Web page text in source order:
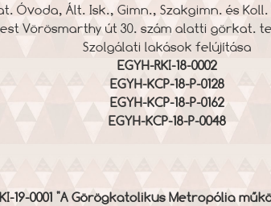
Óvoda, Ált. Isk., Gimn., Szakgimn. és
Vörösmarthy út 30. szám alatti görkat.
Szolgálati lakások felújítása
EGYH-RKI-18-0002
EGYH-KCP-18-P-0128
EGYH-KCP-18-P-0162
EGYH-KCP-18-P-0048
19-0001 "A Görögkatolikus Metropólia